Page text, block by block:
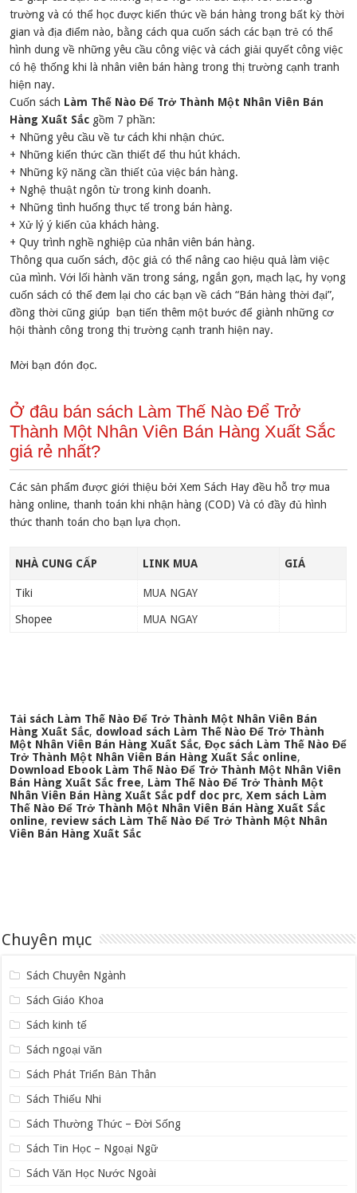
trường và có thể học được kiến thức về bán hàng trong bất kỳ thời
gian và địa điểm nào, bằng cách qua cuốn sách các bạn trẻ có thể
hình dung về những yêu cầu công việc và cách giải quyết công việc
có hệ thống khi là nhân viên bán hàng trong thị trường cạnh tranh
hiện nay.
Cuốn sách Làm Thế Nào Để Trở Thành Một Nhân Viên Bán
Hàng Xuất Sắc gồm 7 phần:
+ Những yêu cầu về tư cách khi nhận chức.
+ Những kiến thức cần thiết để thu hút khách.
+ Những kỹ năng cần thiết của việc bán hàng.
+ Nghệ thuật ngôn từ trong kinh doanh.
+ Những tình huống thực tế trong bán hàng.
+ Xử lý ý kiến của khách hàng.
+ Quy trình nghề nghiệp của nhân viên bán hàng.
Thông qua cuốn sách, độc giả có thể nâng cao hiệu quả làm việc
của mình. Với lối hành văn trong sáng, ngắn gọn, mạch lạc, hy vọng
cuốn sách có thể đem lại cho các bạn về cách “Bán hàng thời đại”,
đồng thời cũng giúp bạn tiến thêm một bước để giành những cơ
hội thành công trong thị trường cạnh tranh hiện nay.
Mời bạn đón đọc.
Ở đâu bán sách Làm Thế Nào Để Trở
Thành Một Nhân Viên Bán Hàng Xuất Sắc
giá rẻ nhất?
Các sản phẩm được giới thiệu bởi Xem Sách Hay đều hỗ trợ mua
hàng online, thanh toán khi nhận hàng (COD) Và có đầy đủ hình
thức thanh toán cho bạn lựa chọn.
NHÀ CUNG CẤP LINK MUA GIÁ
Tiki MUA NGAY
Shopee MUA NGAY
Tải sách Làm Thế Nào Để Trở Thành Một Nhân Viên Bán
Hàng Xuất Sắc, dowload sách Làm Thế Nào Để Trở Thành
Một Nhân Viên Bán Hàng Xuất Sắc,Đọc sách Làm Thế Nào Để
Trở Thành Một Nhân Viên Bán Hàng Xuất Sắc online,
Download Ebook Làm Thế Nào Để Trở Thành Một Nhân Viên
Bán Hàng Xuất Sắc free, Làm Thế Nào Để Trở Thành Một
Nhân Viên Bán Hàng Xuất Sắc pdf doc prc,Xem sách Làm
Thế Nào Để Trở Thành Một Nhân Viên Bán Hàng Xuất Sắc
online, review sách Làm Thế Nào Để Trở Thành Một Nhân
Viên Bán Hàng Xuất Sắc
Chuyên mục
Sách Chuyên Ngành
Sách Giáo Khoa
Sách kinh tế
Sách ngoại văn
Sách Phát Triển Bản Thân
Sách Thiếu Nhi
Sách Thường Thức – Đời Sống
Sách Tin Học – Ngoại Ngữ
Sách Văn Học Nước Ngoài